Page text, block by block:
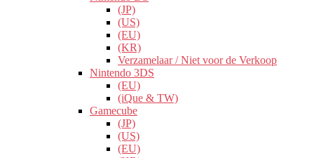
(JP)
(US)
(EU)
(KR)
Verzamelaar / Niet voor de Verkoop
Nintendo 3DS
(EU)
(iQue & TW)
Gamecube
(JP)
(US)
(EU)